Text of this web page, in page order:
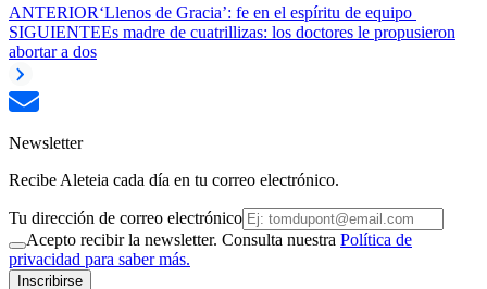
ANTERIOR‘Llenos de Gracia’: fe en el espíritu de equipo
SIGUIENTEEs madre de cuatrillizas: los doctores le propusieron
abortar a dos
Newsletter
Recibe Aleteia cada día en tu correo electrónico.
Tu dirección de correo electrónico
Acepto recibir la newsletter. Consulta nuestra Política de
privacidad para saber más.
Inscribirse